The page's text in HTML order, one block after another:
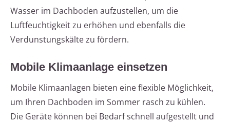
Wasser im Dachboden aufzustellen, um die
Luftfeuchtigkeit zu erhöhen und ebenfalls die
Verdunstungskälte zu fördern.
Mobile Klimaanlage einsetzen
Mobile Klimaanlagen bieten eine flexible Möglichkeit,
um Ihren Dachboden im Sommer rasch zu kühlen.
Die Geräte können bei Bedarf schnell aufgestellt und